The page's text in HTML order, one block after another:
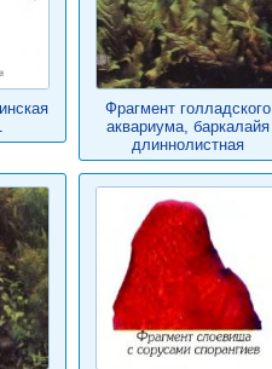
Фрагмент голладского
аквариума, баркалайя
длиннолистная